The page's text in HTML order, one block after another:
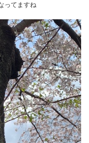
ってますね